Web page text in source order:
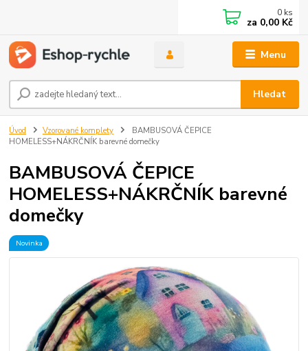
Menu
Hledat
0 ks
za 0,00 Kč
Úvod Vzorované komplety
BAMBUSOVÁ ČEPICE
HOMELESS+NÁKRČNÍK barevné domečky
BAMBUSOVÁ ČEPICE
HOMELESS+NÁKRČNÍK barevné
domečky
Novinka